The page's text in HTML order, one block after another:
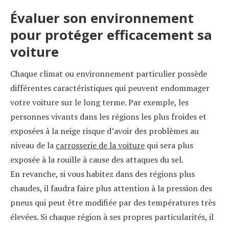
Évaluer son environnement
pour protéger efficacement sa
voiture
Chaque climat ou environnement particulier possède
différentes caractéristiques qui peuvent endommager
votre voiture sur le long terme. Par exemple, les
personnes vivants dans les régions les plus froides et
exposées à la neige risque d’avoir des problèmes au
niveau de la carrosserie de la voiture qui sera plus
exposée à la rouille à cause des attaques du sel.
En revanche, si vous habitez dans des régions plus
chaudes, il faudra faire plus attention à la pression des
pneus qui peut être modifiée par des températures très
élevées. Si chaque région à ses propres particularités, il